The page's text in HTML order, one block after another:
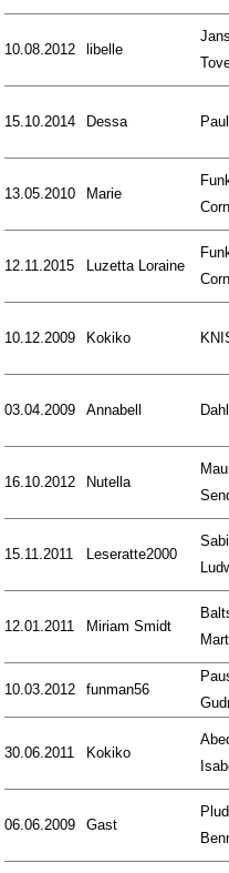
10.08.2012 libelle
15.10.2014 Dessa
13.05.2010 Marie
12.11.2015 Luzetta Loraine
10.12.2009 Kokiko
03.04.2009 Annabell
16.10.2012 Nutella
15.11.2011 Leseratte2000
12.01.2011 Miriam Smidt
10.03.2012 funman56
30.06.2011 Kokiko
06.06.2009 Gast